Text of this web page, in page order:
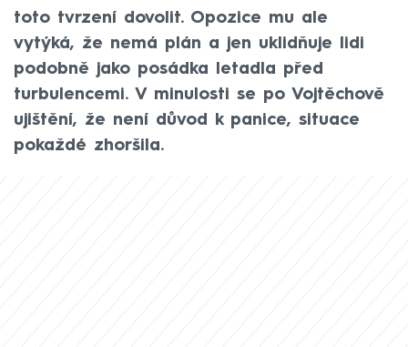
toto tvrzení dovolit. Opozice mu ale
vytýká, že nemá plán a jen uklidňuje lidi
podobně jako posádka letadla před
turbulencemi. V minulosti se po Vojtěchově
ujištění, že není důvod k panice, situace
pokaždé zhoršila.